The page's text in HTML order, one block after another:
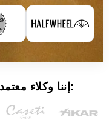
إننا وكلاء معتمدون للعلامات التجارية التالية: